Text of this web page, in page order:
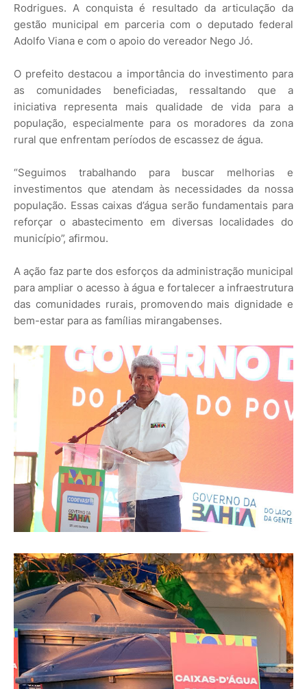
Rodrigues. A conquista é resultado da articulação da
gestão municipal em parceria com o deputado federal
Adolfo Viana e com o apoio do vereador Nego Jó.
O prefeito destacou a importância do investimento para
as comunidades beneficiadas, ressaltando que a
iniciativa representa mais qualidade de vida para a
população, especialmente para os moradores da zona
rural que enfrentam períodos de escassez de água.
“Seguimos trabalhando para buscar melhorias e
investimentos que atendam às necessidades da nossa
população. Essas caixas d’água serão fundamentais para
reforçar o abastecimento em diversas localidades do
município”, afirmou.
A ação faz parte dos esforços da administração municipal
para ampliar o acesso à água e fortalecer a infraestrutura
das comunidades rurais, promovendo mais dignidade e
bem-estar para as famílias mirangabenses.